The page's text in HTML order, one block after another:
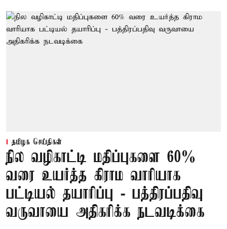
தமிழக செய்திகள்
நில வழிகாட்டி மதிப்புகளை 60%
வரை உயர்த்த கிராம வாரியாக
பட்டியல் தயாரிப்பு - பத்திரப்பதிவு
வருவாயை அதிகரிக்க நடவடிக்கை